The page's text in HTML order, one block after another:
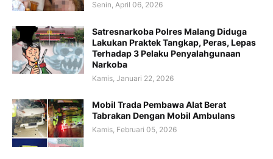
Senin, April 06, 2026
Satresnarkoba Polres Malang Diduga
Lakukan Praktek Tangkap, Peras, Lepas
Terhadap 3 Pelaku Penyalahgunaan
Narkoba
Kamis, Januari 22, 2026
Mobil Trada Pembawa Alat Berat
Tabrakan Dengan Mobil Ambulans
Kamis, Februari 05, 2026